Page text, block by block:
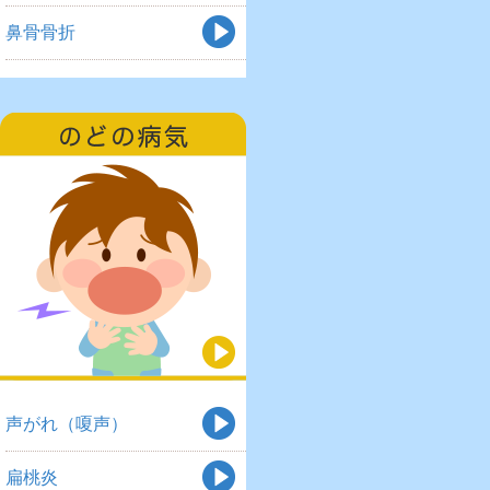
鼻骨骨折
声がれ（嗄声）
扁桃炎